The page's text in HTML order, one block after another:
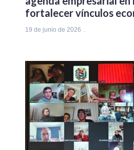
fortalecer vínculos
19 de junio de 2026